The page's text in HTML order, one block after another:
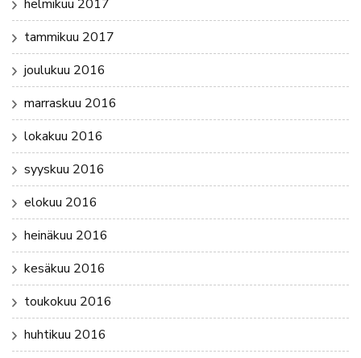
helmikuu 2017
tammikuu 2017
joulukuu 2016
marraskuu 2016
lokakuu 2016
syyskuu 2016
elokuu 2016
heinäkuu 2016
kesäkuu 2016
toukokuu 2016
huhtikuu 2016